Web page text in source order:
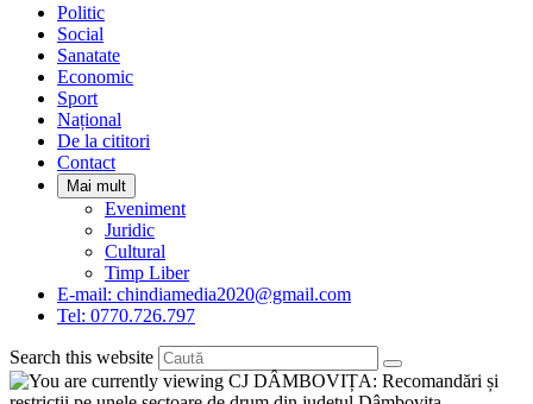
Politic
Social
Sanatate
Economic
Sport
Național
De la cititori
Contact
Mai mult
Eveniment
Juridic
Cultural
Timp Liber
E-mail: chindiamedia2020@gmail.com
Tel: 0770.726.797
Search this website